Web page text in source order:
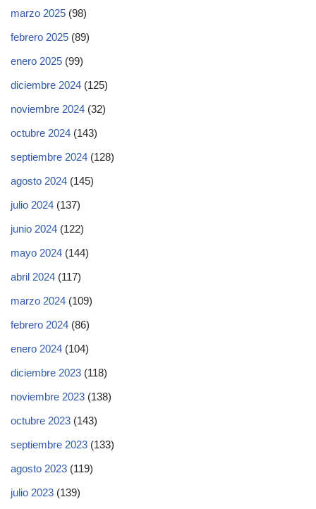
marzo 2025 (98)
febrero 2025 (89)
enero 2025 (99)
diciembre 2024 (125)
noviembre 2024 (32)
octubre 2024 (143)
septiembre 2024 (128)
agosto 2024 (145)
julio 2024 (137)
junio 2024 (122)
mayo 2024 (144)
abril 2024 (117)
marzo 2024 (109)
febrero 2024 (86)
enero 2024 (104)
diciembre 2023 (118)
noviembre 2023 (138)
octubre 2023 (143)
septiembre 2023 (133)
agosto 2023 (119)
julio 2023 (139)